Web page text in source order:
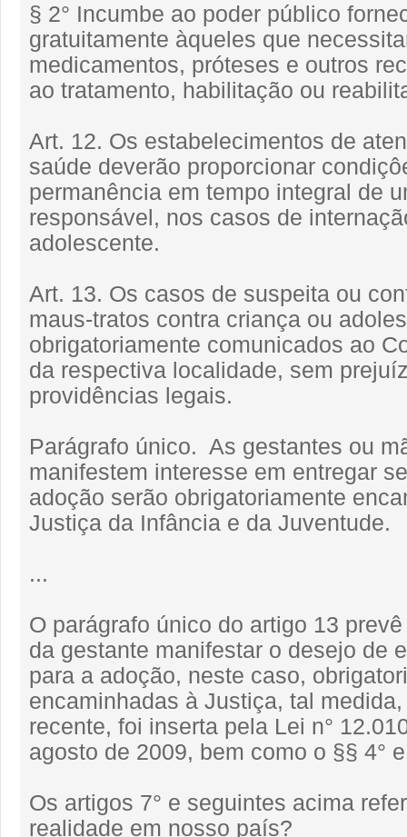
§ 2° Incumbe ao poder público
gratuitamente àqueles que
medicamentos, próteses e outros
ao tratamento, habilitação ou
Art. 12. Os estabelecimentos de
saúde deverão proporcionar
permanência em tempo integral de
responsável, nos casos de
adolescente.
Art. 13. Os casos de suspeita ou
maus-tratos contra criança ou
obrigatoriamente comunicados ao
da respectiva localidade, sem
providências legais.
Parágrafo único. As gestantes ou
manifestem interesse em entregar
adoção serão obrigatoriamente
Justiça da Infância e da Juventude.
...
O parágrafo único do artigo 13
da gestante manifestar o desejo de
para a adoção, neste caso,
encaminhadas à Justiça, tal
recente, foi inserta pela Lei n°
agosto de 2009, bem como o §§ 4°
Os artigos 7° e seguintes acima
realidade em nosso país?